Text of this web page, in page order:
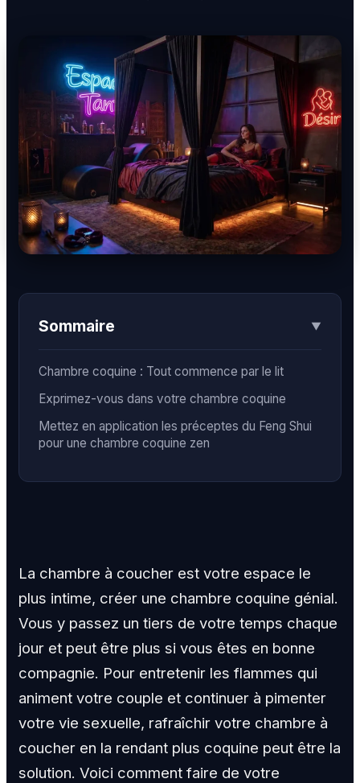
BlogQui Sommes-Nous
Sommaire ▼
Chambre coquine : Tout commence par le lit
Exprimez-vous dans votre chambre coquine
Mettez en application les préceptes du Feng Shui
pour une chambre coquine zen
La chambre à coucher est votre espace le
plus intime, créer une chambre coquine génial.
Vous y passez un tiers de votre temps chaque
jour et peut être plus si vous êtes en bonne
compagnie. Pour entretenir les flammes qui
animent votre couple et continuer à pimenter
votre vie sexuelle, rafraîchir votre chambre à
coucher en la rendant plus coquine peut être la
solution. Voici comment faire de votre